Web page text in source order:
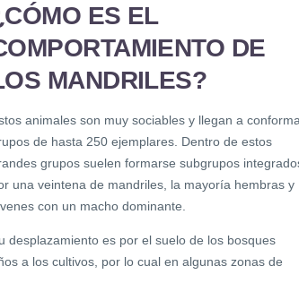
ES EL
DE
MANDRILES?
animales son muy sociables y llegan a
de hasta 250 ejemplares. Dentro de estos
grupos suelen formarse subgrupos
una veintena de mandriles, la mayoría hembras y
con un macho dominante.
desplazamiento es por el suelo de los bosques
a los cultivos, por lo cual en algunas zonas de